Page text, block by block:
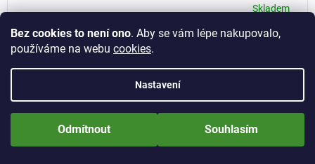
Bez cookies to není ono. Aby se vám lépe nakupovalo,
používáme na webu cookies.
Nastavení
Odmítnout Souhlasím
Nově zaregistrované zákazníci obdrží slevu 5% hned po prvním
přihlášení! Sleva se nevztahuje na jíž zlevněné zboží! Přejeme Vám
Skladem
2 088 Kč
Velmi pohodlné a hlavně mimořádně kvalitní prsačky ze 4 mm
neoprenu s vysokou zadní částí, která Vás udrží v teple.